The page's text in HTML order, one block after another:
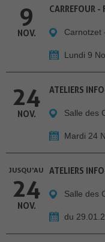
9
NOV.
CARREFOUR -
Carnotzet
Lundi 9
24
NOV.
ATELIERS
Salle des
Mardi 24
JUSQU'AU
24
NOV.
ATELIERS
Salle des
du